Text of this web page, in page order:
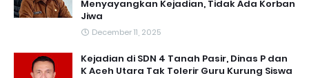
Menyayangkan Kejadian, Tidak Ada Korban
Jiwa
December 11, 2025
Kejadian di SDN 4 Tanah Pasir, Dinas P dan
K Aceh Utara Tak Tolerir Guru Kurung Siswa